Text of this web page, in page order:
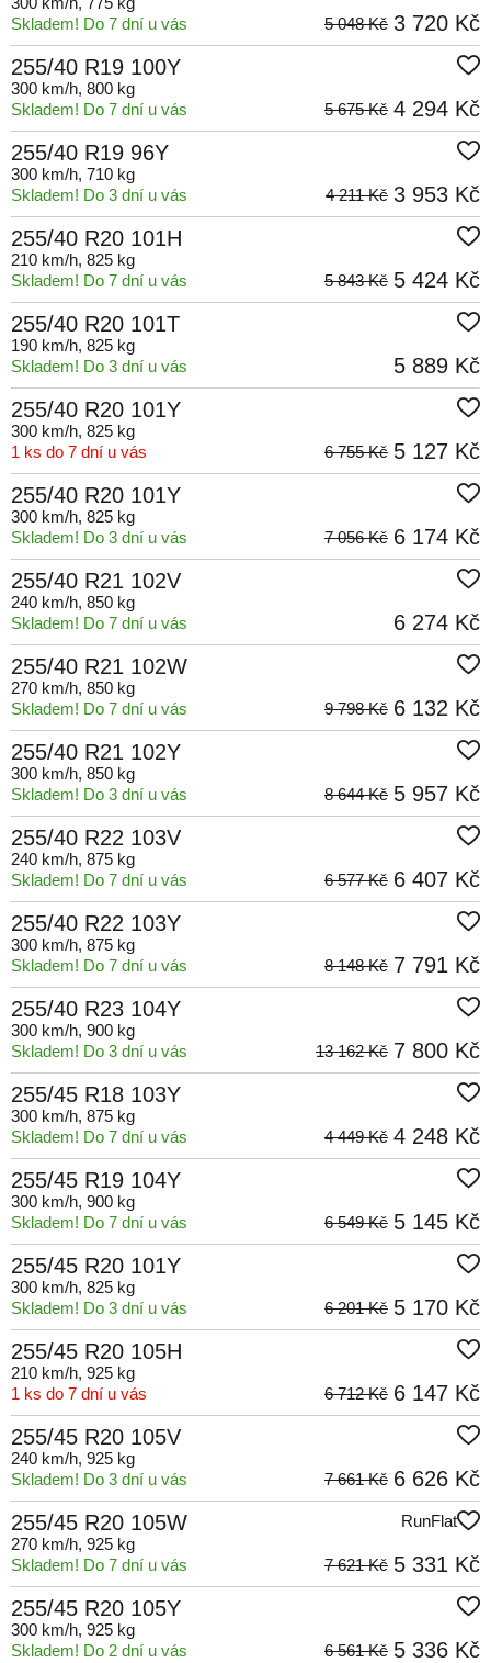
Skladem! Do 7 dní u vás
3 720 Kč
5 048 Kč
255/40 R19 100Y
300 km/h, 800 kg
Skladem! Do 7 dní u vás
4 294 Kč
5 675 Kč
255/40 R19 96Y
300 km/h, 710 kg
Skladem! Do 3 dní u vás
3 953 Kč
4 211 Kč
255/40 R20 101H
210 km/h, 825 kg
Skladem! Do 7 dní u vás
5 424 Kč
5 843 Kč
255/40 R20 101T
190 km/h, 825 kg
Skladem! Do 3 dní u vás
5 889 Kč
255/40 R20 101Y
300 km/h, 825 kg
1 ks do 7 dní u vás
5 127 Kč
6 755 Kč
255/40 R20 101Y
300 km/h, 825 kg
Skladem! Do 3 dní u vás
6 174 Kč
7 056 Kč
255/40 R21 102V
240 km/h, 850 kg
Skladem! Do 7 dní u vás
6 274 Kč
255/40 R21 102W
270 km/h, 850 kg
Skladem! Do 7 dní u vás
6 132 Kč
9 798 Kč
255/40 R21 102Y
300 km/h, 850 kg
Skladem! Do 3 dní u vás
5 957 Kč
8 644 Kč
255/40 R22 103V
240 km/h, 875 kg
Skladem! Do 7 dní u vás
6 407 Kč
6 577 Kč
255/40 R22 103Y
300 km/h, 875 kg
Skladem! Do 7 dní u vás
7 791 Kč
8 148 Kč
255/40 R23 104Y
300 km/h, 900 kg
Skladem! Do 3 dní u vás
7 800 Kč
13 162 Kč
255/45 R18 103Y
300 km/h, 875 kg
Skladem! Do 7 dní u vás
4 248 Kč
4 449 Kč
255/45 R19 104Y
300 km/h, 900 kg
Skladem! Do 7 dní u vás
5 145 Kč
6 549 Kč
255/45 R20 101Y
300 km/h, 825 kg
Skladem! Do 3 dní u vás
5 170 Kč
6 201 Kč
255/45 R20 105H
210 km/h, 925 kg
1 ks do 7 dní u vás
6 147 Kč
6 712 Kč
255/45 R20 105V
240 km/h, 925 kg
Skladem! Do 3 dní u vás
6 626 Kč
7 661 Kč
255/45 R20 105W
RunFlat
270 km/h, 925 kg
Skladem! Do 7 dní u vás
5 331 Kč
7 621 Kč
255/45 R20 105Y
300 km/h, 925 kg
Skladem! Do 2 dní u vás
5 336 Kč
6 561 Kč